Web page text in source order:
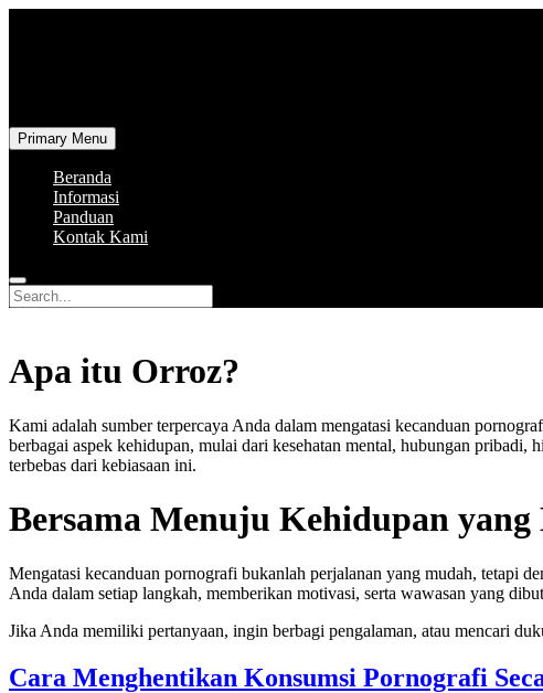
Primary Menu
Beranda
Informasi
Panduan
Kontak Kami
Search
for:
Apa itu Orroz?
Kami adalah sumber terpercaya Anda dalam mengatasi kecanduan
berbagai aspek kehidupan, mulai dari kesehatan mental, hubungan
terbebas dari kebiasaan ini.
Bersama Menuju Kehidupan
Mengatasi kecanduan pornografi bukanlah perjalanan yang mudah, tetapi
Anda dalam setiap langkah, memberikan motivasi, serta wawasan yang
Jika Anda memiliki pertanyaan, ingin berbagi pengalaman, atau mencari
Cara Menghentikan Konsumsi Pornografi